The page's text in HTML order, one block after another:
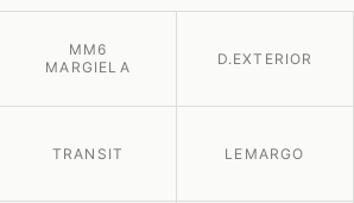
MM6
MARGIELA
D.EXTERIOR
TRANSIT LEMARGO